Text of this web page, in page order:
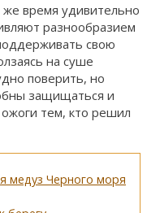
время удивительно
разнообразием
свою
на суше
поверить, но
защищаться и
тем, кто решил
медуз Черного моря